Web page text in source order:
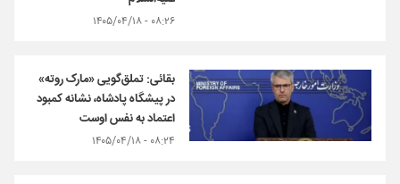
۰۸:۲۶ - ۱۴۰۵/۰۴/۱۸
بقائی: تملق‌گویی «مارک روته»
در پیشگاه پادشاه، نشانه کمبود
اعتماد به نفس اوست
۰۸:۲۴ - ۱۴۰۵/۰۴/۱۸